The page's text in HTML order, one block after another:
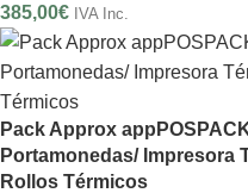
385,00€ IVA Inc.
Pack Approx
Portamonedas/ Impresora
Rollos Térmicos